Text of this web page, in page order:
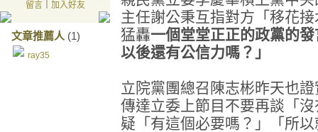
留言｜ 加入好友
文章推薦人 (1)
ray35
主任謝公秉互指對方「移花
猛轟一個堂堂正正的政黨的
以後還有公信力嗎？」
立院黨團總召陳志彬昨天也
傳達立委上節目不要再談「
疑「有這個必要嗎？」「所